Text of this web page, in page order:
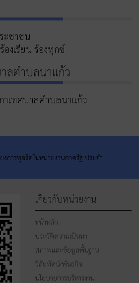
ะชาชน
งเรียน ร้องทุกข์
ลตำบลนาแก้ว
เทศบาลตำบลนาแก้ว
งการทุจริตในหน่วยงานภาครัฐ ประจำ
เกี่ยวกับหน่วยงาน
หน้าหลัก
ประวัติความเป็นมา
สภาพและข้อมูลพื้นฐาน
วิสัยทัศน์/พันธกิจ
นโยบายการบริหารงาน